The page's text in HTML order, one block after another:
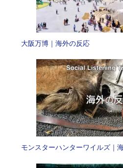
大阪万博｜海外の反応
モンスターハンターワイルズ｜